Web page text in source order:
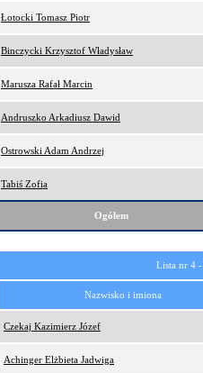
Łotocki Tomasz Piotr
Binczycki Krzysztof Władysław
Marusza Rafał Marcin
Andruszko Arkadiusz Dawid
Ostrowski Adam Andrzej
Tabiś Zofia
Ogółem
Lista nr 4 -
Nazwisko i imiona
Czekaj Kazimierz Józef
Achinger Elżbieta Jadwiga